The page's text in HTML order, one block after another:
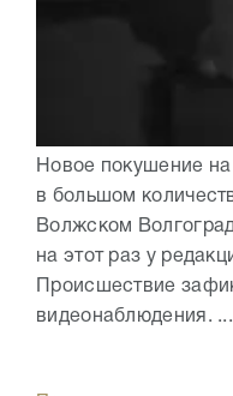
Новое покушение
в большом
Волжском
на этот раз у
Происшествие
видеонаблюдения. ...